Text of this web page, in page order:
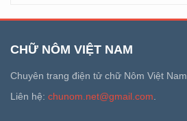
CHỮ NÔM VIỆT NAM
Chuyên trang điện tử chữ Nôm Việt Nam.
Liên hệ: chunom.net@gmail.com